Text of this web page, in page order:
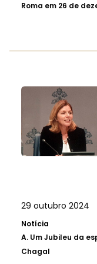
Roma em 26 de
29 outubro 2024
Notícia
A. Um Jubileu da
Chagal